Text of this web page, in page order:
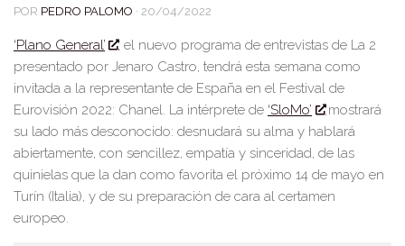
POR PEDRO PALOMO · 20/04/2022
‘Plano General’ ,el nuevo programa de entrevistas de La 2
presentado por Jenaro Castro, tendrá esta semana como
invitada a la representante de España en el Festival de
Eurovisión 2022: Chanel. La intérprete de ‘SloMo’
mostrará
su lado más desconocido: desnudará su alma y hablará
abiertamente, con sencillez, empatía y sinceridad, de las
quinielas que la dan como favorita el próximo 14 de mayo en
Turín (Italia), y de su preparación de cara al certamen
europeo.